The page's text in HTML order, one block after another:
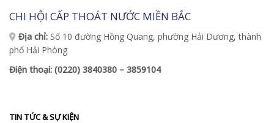
CHI HỘI CẤP THOÁT NƯỚC MIỀN BẮC
Địa chỉ: Số 10 đường Hồng Quang, phường Hải Dương, thành
phố Hải Phòng
Điện thoại: (0220) 3840380 – 3859104
TIN TỨC & SỰ KIỆN